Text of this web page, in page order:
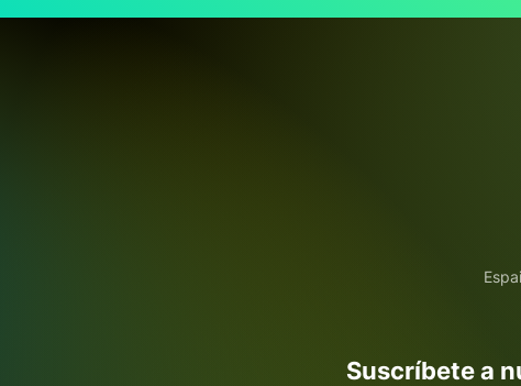
Suscríbete a